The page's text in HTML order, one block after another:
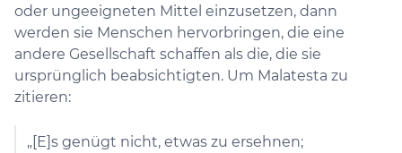
oder ungeeigneten Mittel einzusetzen, dann
werden sie Menschen hervorbringen, die eine
andere Gesellschaft schaffen als die, die sie
ursprünglich beabsichtigten. Um Malatesta zu
zitieren:
„[E]s genügt nicht, etwas zu ersehnen;